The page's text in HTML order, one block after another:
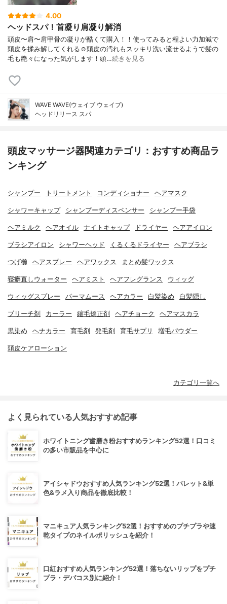
4.00
ヘッドスパ！首凝り肩凝り解消
頭皮〜肩〜肩甲骨の凝りが酷くて購入！！使ってみると程よい力加減で
頭皮を揉み解してくれる☺️頭皮の汚れもスッキリ洗い流せるようで髪の
毛も艶々になった気がします！頭…続きを見る
WAVE WAVE(ウェイブ ウェイブ)
ヘッドリリース スパ
頭皮マッサージ器関連カテゴリ：おすすめ商品ラ
ンキング
シャンプー トリートメント コンディショナー ヘアマスク
シャワーキャップ シャンプーディスペンサー シャンプー手袋
ヘアミルク ヘアオイル ナイトキャップ ドライヤー ヘアアイロン
ブラシアイロン シャワーヘッド くるくるドライヤー ヘアブラシ
つげ櫛 ヘアスプレー ヘアワックス まとめ髪ワックス
寝癖直しウォーター ヘアミスト ヘアフレグランス ウィッグ
ウィッグスプレー パーマムース ヘアカラー 白髪染め 白髪隠し
ブリーチ剤 カーラー 縮毛矯正剤 ヘアチョーク ヘアマスカラ
黒染め ヘナカラー 育毛剤 発毛剤 育毛サプリ 増毛パウダー
頭皮ケアローション
カテゴリ一覧へ
よく見られている人気おすすめ記事
ホワイトニング歯磨き粉おすすめランキング52選！口コミ
の多い市販品を中心に
アイシャドウおすすめ人気ランキング52選！パレット&単
色&ラメ入り商品を徹底比較！
マニキュア人気ランキング52選！おすすめのプチプラや速
乾タイプのネイルポリッシュを紹介！
口紅おすすめ人気ランキング52選！落ちないリップをプチ
プラ・デパコス別に紹介！